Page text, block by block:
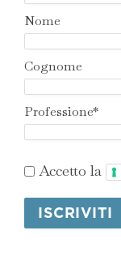
Nome
Cognome
Professione*
Accetto la